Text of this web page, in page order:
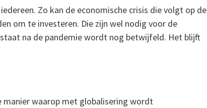
Zo kan de economische crisis die volgt op de
om te investeren. Die zijn wel nodig voor de
na de pandemie wordt nog betwijfeld. Het blijft
manier waarop met globalisering wordt